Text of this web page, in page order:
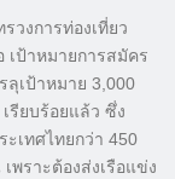
วงการท่องเที่ยว
เป้าหมายการสมัคร
เป้าหมาย 3,000
รียบร้อยแล้ว ซึ่ง
เทศไทยกว่า 450
พราะต้องส่งเรือแข่ง